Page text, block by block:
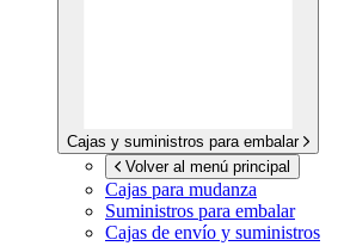
Cajas y suministros para embalar
Volver al menú principal
Cajas para mudanza
Suministros para embalar
Cajas de envío y suministros